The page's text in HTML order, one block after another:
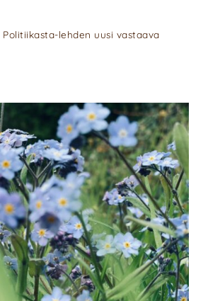
lehden uusi vastaava